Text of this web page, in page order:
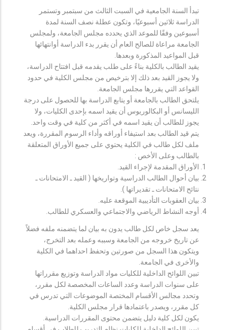
تبدأ السنة الجامعية في السبت الثالث من سبتمبر وتستمر
الدراسة ثلاثين أسبوعيًا، وتكون عطلة نصف السنة لمدة
أسبوعين وفقًا للموعد الذي يحدده مجلس الجامعة، ولمجلس
الجامعة مراعاة للصالح العام أن يقرر بدء الدراسة أوانتهائها
قبل المواعيد المذكورة وبعدها.
يقيد الطالب بالكلية بناءً على طلب يقدمه قبل افتتاح الدراسة،
ولا يجوز القيد بعد ذلك إلا بترخيص من مجلس الكلية في حدود
القواعد التي يقررها مجلس الجامعة.
يلتحق الطالب بالجامعة أو يتابع الدراسة بها للحصول على درجة
الليسانس أو البكالوريوس أن يقيد اسمه بإحدى الكليات، ولا
يجوز للطالب أن يقيد اسمه في أكثر من كلية في وقت واحد.
يتم قيد الطالب بعد استيفاء أوراقه وأداء الرسوم المقررة، ويعد
ملف لكل طالب في الكلية يحتوي على جميع الأوراق المتعلقة
بالطالب وعلى الأخص :
الأوراق المقدمة لإجراء القيد.
بيان أحوال الطالب الدراسية وتواريخها ( القيد ـ الامتحانات ـ
نتائح الامتحانات ـ تقديراتها ).
بيان العقوبات التأديبية الموقعة عليه.
أوجه النشاط الرياضي والاجتماعي والعسكري للطالب.
يعد سجل خاص لكل طالب يدون به بيان لما يتضمنه ملفه فضلاً
عن تاريخ خروجه من الجامعة وسببه وعمله بعد التخرج،
ويتكون هذا السجل من صورتين وتحفظ احداهما في الكلية
والأخرى في الجامعة.
تبين اللوائح الداخلية للكليات مواد الدراسة وتوزيع مقرراتها
على سنوات الدراسة وعدد الساعات المخصصة لكل مقرر،
وتحدد مجالس الأقسام المختصة الموضوعات التي تدرس في
كل مقرر، ويصدر باعتمادها قرار مجلس الكلية.
يكون لكل كلية دليل يتضمن محتوى المقررات الدراسية.